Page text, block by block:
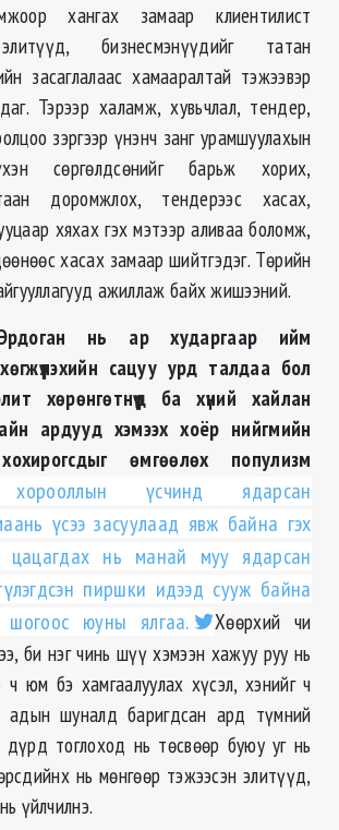
хангах замаар клиентилист
бизнесмэнүүдийг татан
засаглалаас хамааралтай тэжээвэр
Тэрээр халамж, хувьчлал, тендер,
зэргээр үнэнч занг урамшуулахын
сөргөлдсөнийг барьж хорих,
доромжлох, тендерээс хасах,
хяхах гэх мэтээр аливаа боломж,
хасах замаар шийтгэдэг. Төрийн
ажиллаж байх жишээний.
нь ар хударгаар ийм
сацуу урд талдаа бол
хөрөнгөтнүүд ба хүний хайлан
ардууд хэмээх хоёр нийгмийн
хохирогсдыг өмгөөлөх популизм
үсчинд ядарсан
үсээ засуулаад явж байна гэх
цацагдах нь манай муу ядарсан
пиршки идээд сууж байна
шогоос юуны ялгаа.
Хөөрхий чи
би нэг чинь шүү хэмээн хажуу руу нь
ч юм бэ хамгаалуулах хүсэл, хэнийг ч
шуналд баригдсан ард түмний
дүрд тоглоход нь төсвөөр буюу уг нь
нь мөнгөөр тэжээсэн элитүүд,
үйлчилнэ.